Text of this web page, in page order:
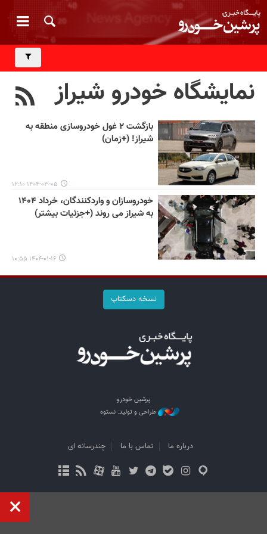
نمایشگاه خودرو شیراز
بازگشت ۲ غول خودروسازی منطقه به
شیراز! (+زمان)
۱۴۰۴-۰۳-۰۵ ۱۲:۱۰
خودروسازان و واردکنندگان، خرداد ۱۴۰۴
به شیراز می روند (+جزئیات بیشتر)
۱۴۰۴-۰۱-۱۶ ۱۰:۵۵
نسخه دسکتاپ
پرشین خودرو
طراحی و تولید: نستوه
درباره ما تماس با ما چندرسانه ای